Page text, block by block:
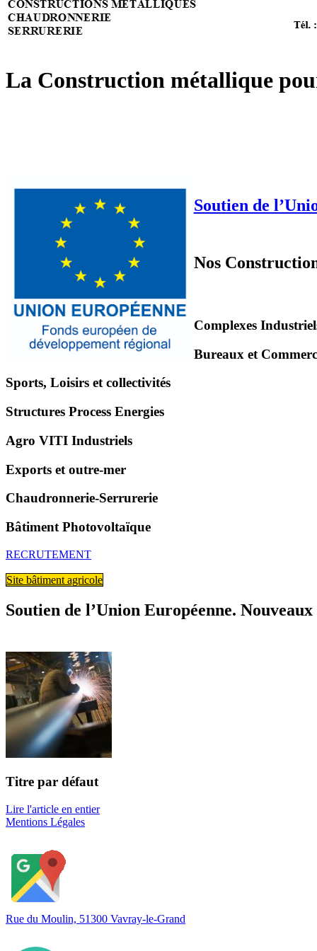
La Construction métallique
Soutien de
Nos
Go
Complexes
Industriels
Complexes
Go
Bureaux et
Go
Sports,
Loisirs
collectivités
Sports, Loisirs et collectivités
Go
Structures
Process
Structures Process Energies
Go
Agro
VITI
Agro VITI Industriels
Go
Exports
et
mer
Exports et outre-mer
Go
Chaudronnerie-
Serrurerie
Chaudronnerie-Serrurerie
Go
Bâtiment
Photovoltaïque
Bâtiment Photovoltaïque
RECRUTEMENT
Site bâtiment agricole
Soutien de l’Union Européenne.
Titre par défaut
Lire l'article en entier
Mentions Légales
Rue du Moulin, 51300 Vavray-le-Grand